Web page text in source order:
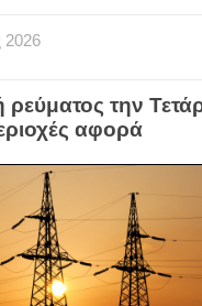
2026
την
αφορά